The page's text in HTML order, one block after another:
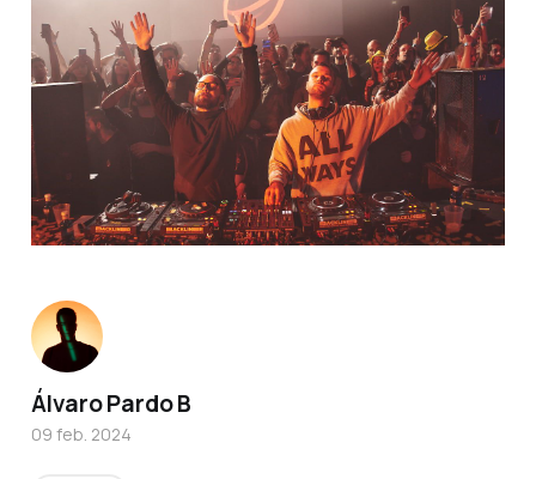
Álvaro Pardo B
09 feb. 2024